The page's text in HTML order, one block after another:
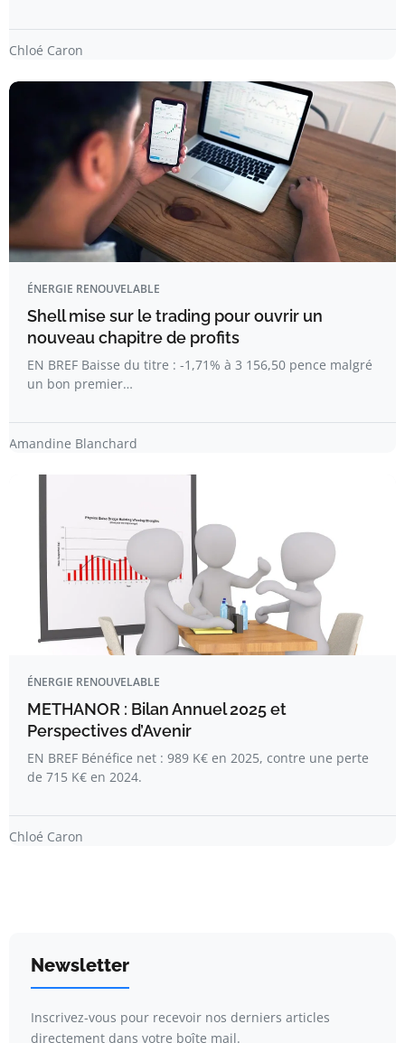
Chloé Caron
ÉNERGIE RENOUVELABLE
Shell mise sur le trading pour ouvrir un
nouveau chapitre de profits
EN BREF Baisse du titre : -1,71% à 3 156,50 pence malgré
un bon premier…
Amandine Blanchard
ÉNERGIE RENOUVELABLE
METHANOR : Bilan Annuel 2025 et
Perspectives d’Avenir
EN BREF Bénéfice net : 989 K€ en 2025, contre une perte
de 715 K€ en 2024.
Chloé Caron
Newsletter
Inscrivez-vous pour recevoir nos derniers articles
directement dans votre boîte mail.